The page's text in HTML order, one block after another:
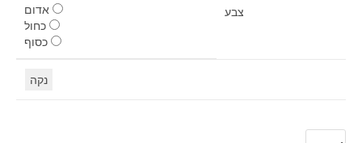
צבע
אדום
כחול
כסוף
נקה